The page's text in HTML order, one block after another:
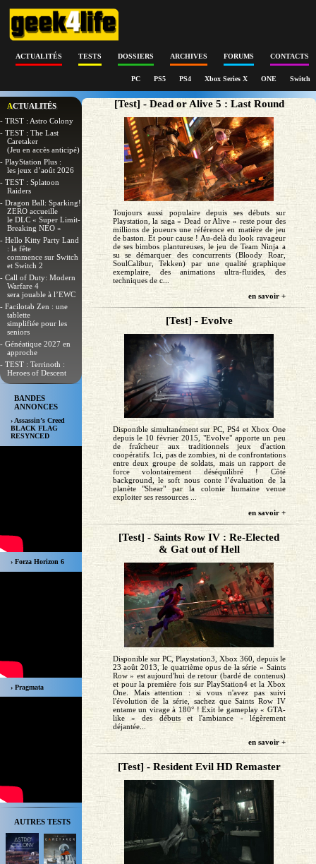
ACTUALITÉS TESTS DOSSIERS ARCHIVES FORUMS CONTACTS
PC PS5 PS4 Xbox Series X ONE Switch
ACTUALITÉS
- TRST : Astro Colony
- TEST : The Last
Caretaker
(Jeu en accès anticipé)
- PlayStation Plus :
les jeux d’août 2026
- TEST : Splatoon
Raiders
- Dragon Ball: Sparking!
ZERO accueille
le DLC « Super Limit-
Breaking NEO »
- Hello Kitty Party Land
: la fête
commence sur Switch
et Switch 2
- Call of Duty: Modern
Warfare 4
sera jouable à l’EWC
- Facilotab Zen : une
tablette
simplifiée pour les
seniors
- Généatique 2027 en
approche
- TEST : Terrinoth :
Heroes of Descent
BANDES
ANNONCES
› Assassin’s Creed
BLACK FLAG
RESYNCED
› Forza Horizon 6
› Pragmata
AUTRES TESTS
[Test] - Dead or Alive 5 : Last Round
Toujours aussi populaire depuis ses débuts sur
Playstation, la saga « Dead or Alive » reste pour des
millions de joueurs une référence en matière de jeu
de baston. Et pour cause ! Au-delà du look ravageur
de ses bimbos plantureuses, le jeu de Team Ninja a
su se démarquer des concurrents (Bloody Roar,
SoulCalibur, Tekken) par une qualité graphique
exemplaire, des animations ultra-fluides, des
techniques de c...
en savoir +
[Test] - Evolve
Disponible simultanément sur PC, PS4 et Xbox One
depuis le 10 février 2015, "Evolve" apporte un peu
de fraîcheur aux traditionnels jeux d'action
coopératifs. Ici, pas de zombies, ni de confrontations
entre deux groupe de soldats, mais un rapport de
force volontairement déséquilibré ! Côté
background, le soft nous conte l’évaluation de la
planète "Shear" par la colonie humaine venue
exploiter ses ressources ...
en savoir +
[Test] - Saints Row IV : Re-Elected
& Gat out of Hell
Disponible sur PC, Playstation3, Xbox 360, depuis le
23 août 2013, le quatrième opus de la série « Saints
Row » est aujourd'hui de retour (bardé de contenus)
et pour la première fois sur PlayStation4 et la Xbox
One. Mais attention : si vous n'avez pas suivi
l'évolution de la série, sachez que Saints Row IV
entame un virage à 180° ! Exit le gameplay « GTA-
like » des débuts et l'ambiance - légèrement
déjantée...
en savoir +
[Test] - Resident Evil HD Remaster